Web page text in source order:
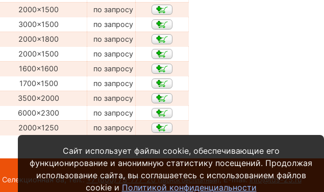
2000x1500
по запросу
3000x1500
по запросу
2000x1800
по запросу
2000x1500
по запросу
1600x1600
по запросу
1700x1500
по запросу
3500x2000
по запросу
6000x2300
по запросу
2000x1250 по запросу
8а,тел.:+7 (800) 73-777-20(звонок бесплатный),E-mail:info@tds-25.ru
Сайт использует файлы cookie, обеспечивающие его
функционирование и анонимную статистику посещений. Продолжая
использование сайта, вы соглашаетесь с использованием файлов
cookie и Политикой конфиденциальности